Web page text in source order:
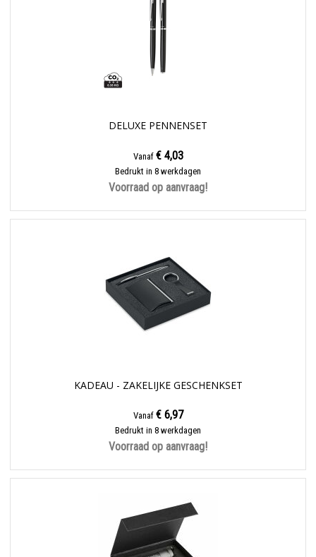
DELUXE PENNENSET
Vanaf € 4,03
Bedrukt in 8 werkdagen
Voorraad op aanvraag!
KADEAU - ZAKELIJKE GESCHENKSET
Vanaf € 6,97
Bedrukt in 8 werkdagen
Voorraad op aanvraag!